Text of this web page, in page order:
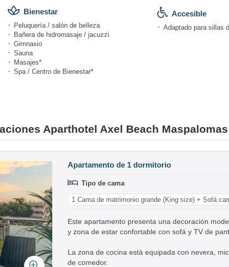
Bienestar
Peluquería / salón de belleza
Bañera de hidromasaje / jacuzzi
Gimnasio
Sauna
Masajes*
Spa / Centro de Bienestar*
Accesible
Adaptado para sillas
Aparthotel Axel Beach
Apartamento de 1 dormitorio
Tipo de cama
1 Cama de matrimonio grande (King size) + Sofá
Este apartamento presenta una decoración
y zona de estar confortable con sofá y TV de
La zona de cocina está equipada con nevera,
de comedor.